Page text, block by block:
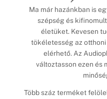
Ma már hazánkban is
szépség és
életüket. Kevesen
tökéletesség az
elérhető. Az
változtasson ezen és
Több száz terméket